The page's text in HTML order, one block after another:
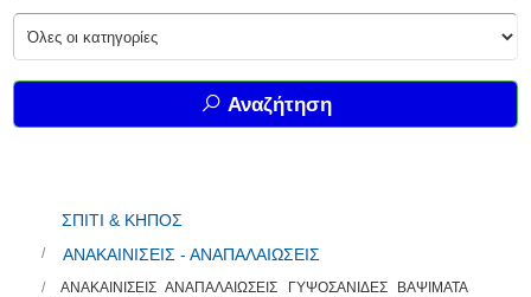
Αναζήτηση
ΣΠΙΤΙ & ΚΗΠΟΣ
ΑΝΑΚΑΙΝΙΣΕΙΣ - ΑΝΑΠΑΛΑΙΩΣΕΙΣ
ΑΝΑΚΑΙΝΙΣΕΙΣ ΑΝΑΠΑΛΑΙΩΣΕΙΣ ΓΥΨΟΣΑΝΙΔΕΣ ΒΑΨΙΜΑΤΑ